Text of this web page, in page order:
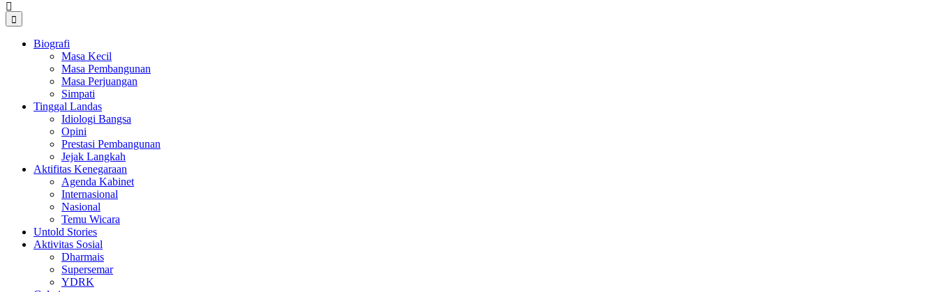
Biografi
Masa Kecil
Masa Pembangunan
Masa Perjuangan
Simpati
Tinggal Landas
Idiologi Bangsa
Opini
Prestasi Pembangunan
Jejak Langkah
Aktifitas Kenegaraan
Agenda Kabinet
Internasional
Nasional
Temu Wicara
Untold Stories
Aktivitas Sosial
Dharmais
Supersemar
YDRK